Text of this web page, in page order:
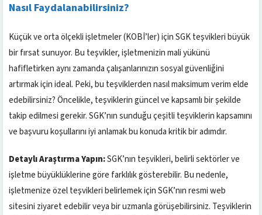
Nasıl Faydalanabilirsiniz?
Küçük ve orta ölçekli işletmeler (KOBİ’ler) için SGK teşvikleri büyük
bir fırsat sunuyor. Bu teşvikler, işletmenizin mali yükünü
hafifletirken aynı zamanda çalışanlarınızın sosyal güvenliğini
artırmak için ideal. Peki, bu teşviklerden nasıl maksimum verim elde
edebilirsiniz? Öncelikle, teşviklerin güncel ve kapsamlı bir şekilde
takip edilmesi gerekir. SGK’nın sunduğu çeşitli teşviklerin kapsamını
ve başvuru koşullarını iyi anlamak bu konuda kritik bir adımdır.
Detaylı Araştırma Yapın:SGK’nın teşvikleri, belirli sektörler ve
işletme büyüklüklerine göre farklılık gösterebilir. Bu nedenle,
işletmenize özel teşvikleri belirlemek için SGK’nın resmi web
sitesini ziyaret edebilir veya bir uzmanla görüşebilirsiniz. Teşviklerin